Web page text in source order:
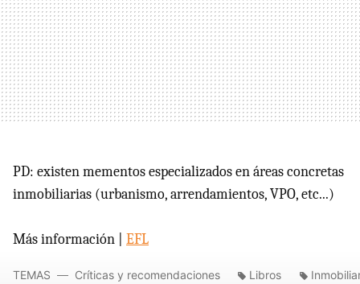
PD: existen mementos especializados en áreas concretas
inmobiliarias (urbanismo, arrendamientos, VPO, etc...)
Más información | EFL
TEMAS Críticas y recomendaciones Libros